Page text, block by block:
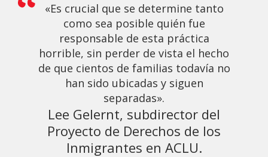
«Es crucial que se determine tanto
como sea posible quién fue
responsable de esta práctica
horrible, sin perder de vista el hecho
de que cientos de familias todavía no
han sido ubicadas y siguen
separadas».
Lee Gelernt, subdirector del
Proyecto de Derechos de los
Inmigrantes en ACLU.